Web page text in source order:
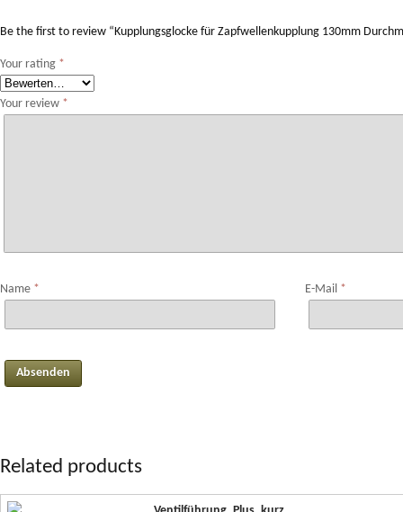
Be the first to review “Kupplungsglocke für Zapfwellenkupplung 130mm
Your rating *
Your review *
Name * E-Mail *
Related products